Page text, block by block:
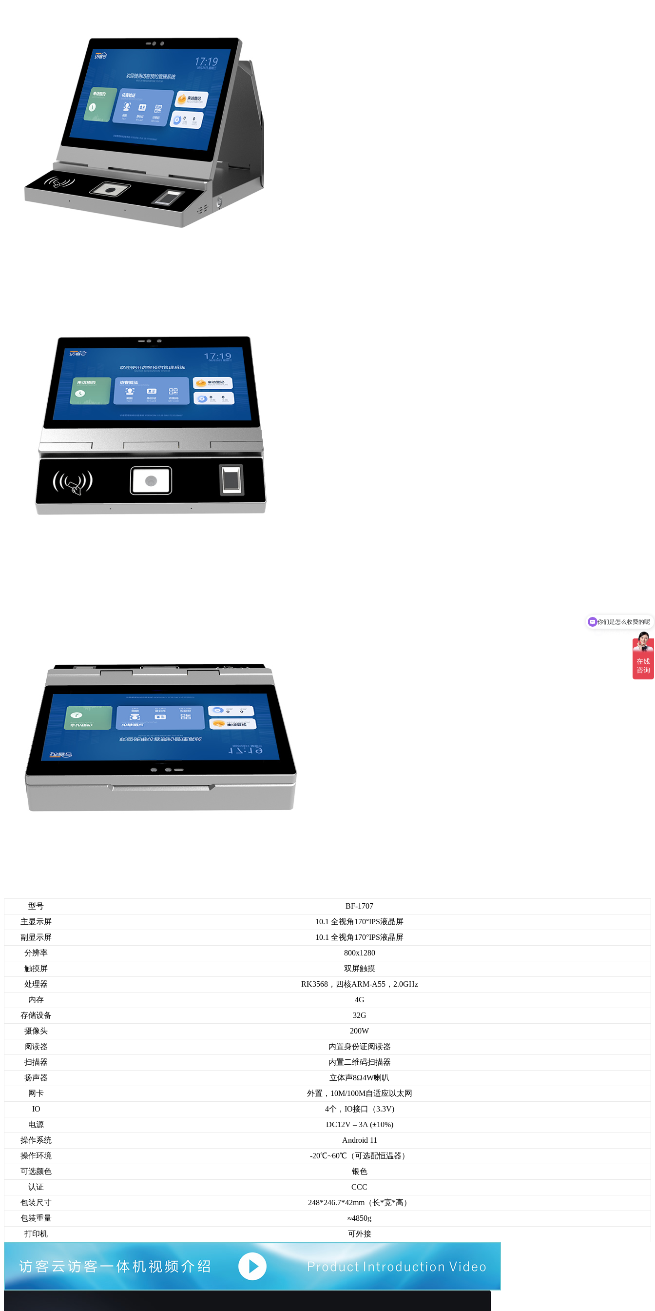
型号
BF-1707
主显示屏
10.1 全视角170°IPS液晶屏
副显示屏
10.1 全视角170°IPS液晶屏
分辨率
800x1280
触摸屏
双屏触摸
处理器
RK3568，四核ARM-A55，2.0GHz
内存
4G
存储设备
32G
摄像头
200W
阅读器
内置身份证阅读器
扫描器
内置二维码扫描器
扬声器
立体声8Ω4W喇叭
网卡
外置，10M/100M自适应以太网
IO
4个，IO接口（3.3V)
电源
DC12V – 3A (±10%)
操作系统
Android 11
操作环境
-20℃~60℃（可选配恒温器）
可选颜色
银色
认证
CCC
包装尺寸
248*246.7*42mm（长*宽*高）
包装重量
≈4850g
打印机
可外接
现在有优惠活动吗